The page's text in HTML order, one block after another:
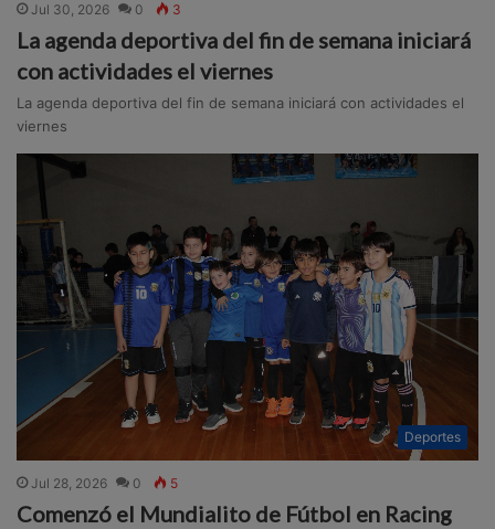
Jul 30, 2026 0 3
La agenda deportiva del fin de semana iniciará
con actividades el viernes
La agenda deportiva del fin de semana iniciará con actividades el
viernes
Deportes
Jul 28, 2026 0 5
Comenzó el Mundialito de Fútbol en Racing